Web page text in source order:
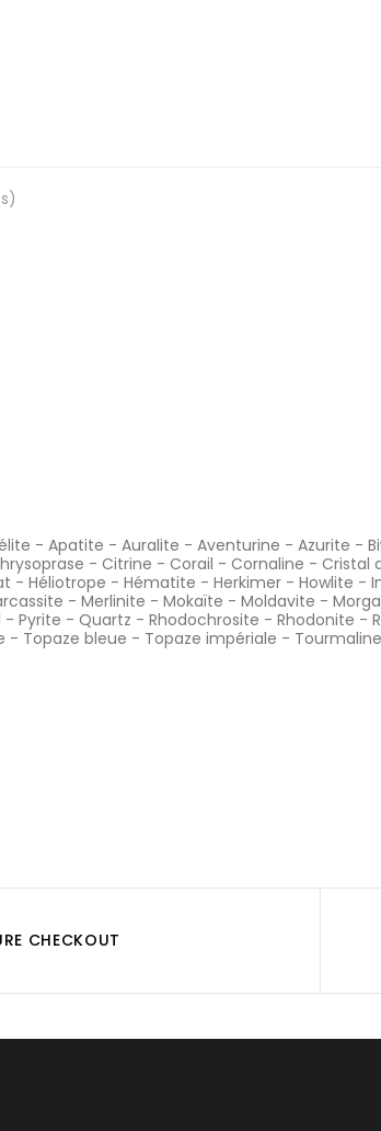
- Apatite - Auralite - Aventurine - Azurite -
- Citrine - Corail - Cornaline - Cristal
- Héliotrope - Hématite - Herkimer - Howlite -
- Merlinite - Mokaïte - Moldavite -
- Pyrite - Quartz - Rhodochrosite - Rhodonite -
- Topaze bleue - Topaze impériale - Tourmaline
CHECKOUT